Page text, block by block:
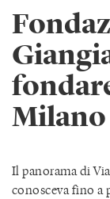
Milano
Il panorama di
conosceva fino a